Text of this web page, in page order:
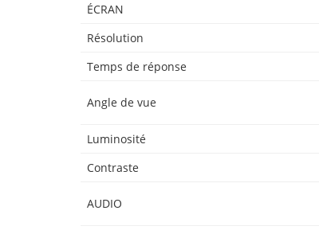
ÉCRAN
Résolution
Temps de réponse
Angle de vue
Luminosité
Contraste
AUDIO